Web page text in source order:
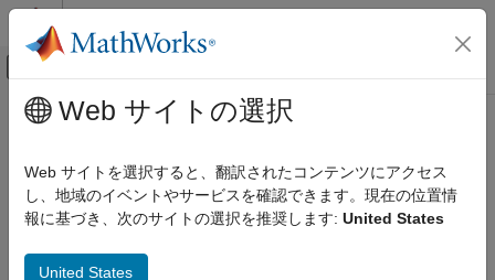
コンテンツへスキップ
オフキャンバス ナビゲーション メ
ドキュメンテーションのホーム
SimEvents
Block Authoring
メインコンテンツ
resourceType
Class:matlab.DiscreteEventSystem
Namespace:matlab
Specify an entity type and the name of the resources to be
Web サイトの選択
Web サイトを選択すると、翻訳されたコンテンツにアクセス
し、地域のイベントやサービスを確認できます。現在の位置情
報に基づき、次のサイトの選択を推奨します: United States
United States